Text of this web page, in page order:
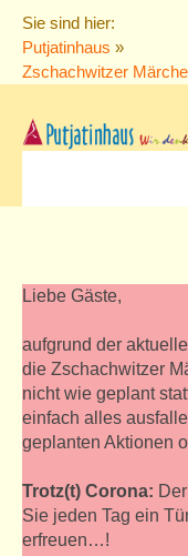
Sie sind hier:
Putjatinhaus »
Zschachwitzer
alle
Konzerte
Vorträge
Liebe Gäste,
aufgrund der
die Zschachwitzer
nicht wie geplant
einfach alles
geplanten Aktionen
Trotz(t) Corona:
Sie jeden Tag ein
erfreuen…!